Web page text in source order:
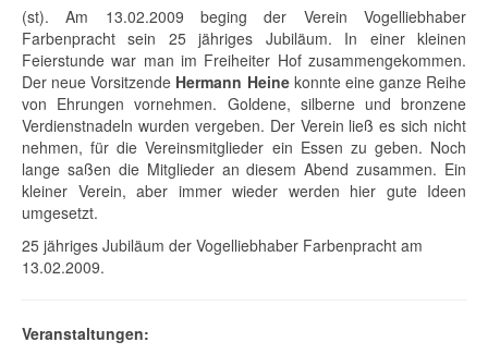
(st). Am 13.02.2009 beging der Verein Vogelliebhaber
Farbenpracht sein 25 jähriges Jubiläum. In einer kleinen
Feierstunde war man im Freiheiter Hof zusammengekommen.
Der neue Vorsitzende Hermann Heinekonnte eine ganze Reihe
von Ehrungen vornehmen. Goldene, silberne und bronzene
Verdienstnadeln wurden vergeben. Der Verein ließ es sich nicht
nehmen, für die Vereinsmitglieder ein Essen zu geben. Noch
lange saßen die Mitglieder an diesem Abend zusammen. Ein
kleiner Verein, aber immer wieder werden hier gute Ideen
umgesetzt.
25 jähriges Jubiläum der Vogelliebhaber Farbenpracht am
13.02.2009.
Veranstaltungen: